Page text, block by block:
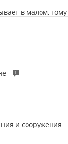
в малом,
1
и сооружения